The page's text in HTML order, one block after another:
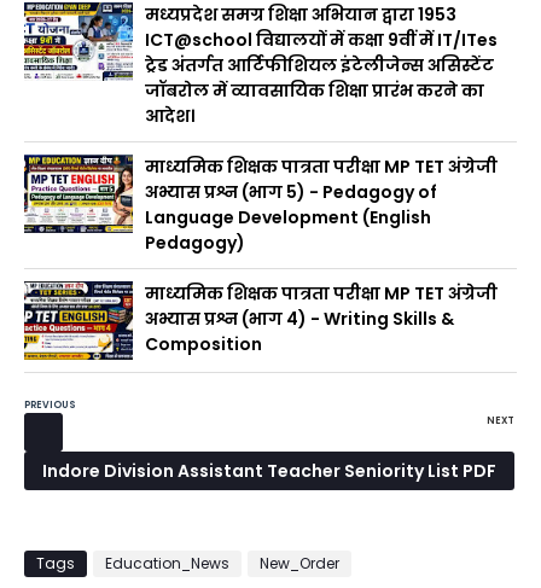
मध्यप्रदेश समग्र शिक्षा अभियान द्वारा 1953
ICT@school विद्यालयों में कक्षा 9वीं में IT/ITes
ट्रेड अंतर्गत आर्टिफीशियल इंटेलीजेन्स असिस्टेंट
जॉबरोल में व्यावसायिक शिक्षा प्रारंभ करने का
आदेश।
माध्यमिक शिक्षक पात्रता परीक्षा MP TET अंग्रेजी
अभ्यास प्रश्न (भाग 5) - Pedagogy of
Language Development (English
Pedagogy)
माध्यमिक शिक्षक पात्रता परीक्षा MP TET अंग्रेजी
अभ्यास प्रश्न (भाग 4) - Writing Skills &
Composition
PREVIOUS
NEXT
Indore Division Assistant Teacher Seniority List PDF
Tags Education_News New_Order